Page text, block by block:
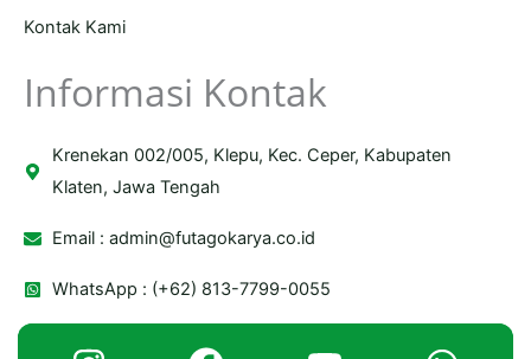
Kontak Kami
Informasi Kontak
Krenekan 002/005, Klepu, Kec. Ceper, Kabupaten
Klaten, Jawa Tengah
Email :admin@futagokarya.co.id
WhatsApp : (+62) 813-7799-0055